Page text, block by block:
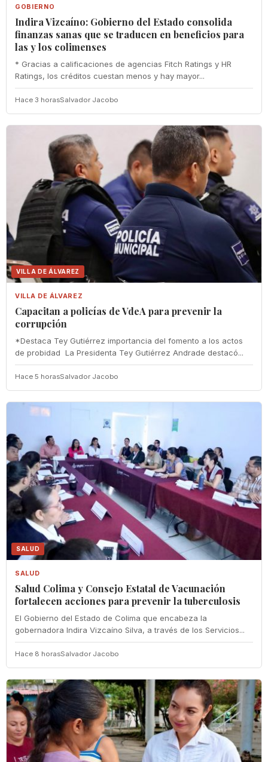
GOBIERNO
Indira Vizcaíno: Gobierno del Estado consolida
finanzas sanas que se traducen en beneficios para
las y los colimenses
* Gracias a calificaciones de agencias Fitch Ratings y HR
Ratings, los créditos cuestan menos y hay mayor...
Hace 3 horasSalvador Jacobo
VILLA DE ÁLVAREZ
VILLA DE ÁLVAREZ
‎Capacitan a policías de VdeA ‎para prevenir la
corrupción
‎*Destaca Tey Gutiérrez importancia del fomento a los actos
de probidad ‎ La Presidenta Tey Gutiérrez Andrade destacó...
Hace 5 horasSalvador Jacobo
SALUD
SALUD
Salud Colima y Consejo Estatal de Vacunación
fortalecen acciones para prevenir la tuberculosis
El Gobierno del Estado de Colima que encabeza la
gobernadora Indira Vizcaíno Silva, a través de los Servicios...
Hace 8 horasSalvador Jacobo